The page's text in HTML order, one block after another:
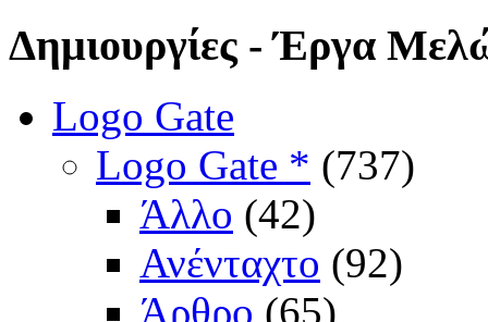
Δημιουργίες - Έργα
Logo Gate
Logo Gate * (737)
Άλλο (42)
Ανένταχτο (92)
Άρθρο (65)